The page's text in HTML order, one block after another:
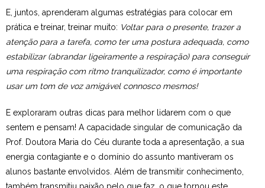
E, juntos, aprenderam algumas estratégias para colocar em
prática e treinar, treinar muito: Voltar para o presente, trazer a
atenção para a tarefa, como ter uma postura adequada, como
estabilizar (abrandar ligeiramente a respiração) para conseguir
uma respiração com ritmo tranquilizador, como é importante
usar um tom de voz amigável connosco mesmos!
E exploraram outras dicas para melhor lidarem com o que
sentem e pensam! A capacidade singular de comunicação da
Prof. Doutora Maria do Céu durante toda a apresentação, a sua
energia contagiante e o domínio do assunto mantiveram os
alunos bastante envolvidos. Além de transmitir conhecimento,